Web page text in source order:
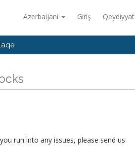
Azerbaijani Giriş Qeydiyyat
run into any issues, please send us